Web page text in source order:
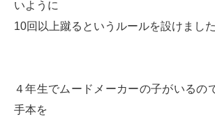
いように
10回以上蹴るというルールを設けました
４年生でムードメーカーの子がいるの
手本を